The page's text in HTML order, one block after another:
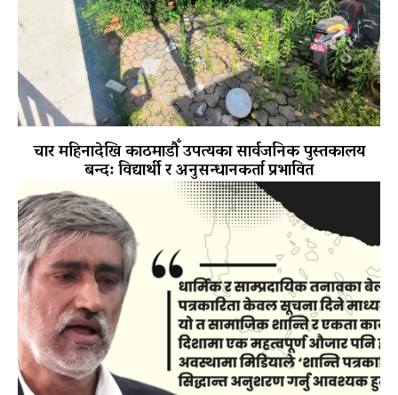
चार महिनादेखि काठमाडौँ उपत्यका सार्वजनिक पुस्तकालय
बन्द: विद्यार्थी र अनुसन्धानकर्ता प्रभावित